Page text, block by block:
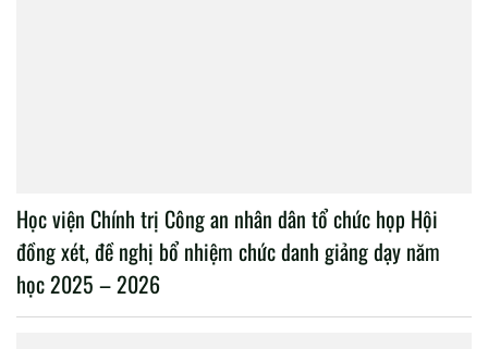
Học viện Chính trị Công an nhân dân tổ chức họp Hội
đồng xét, đề nghị bổ nhiệm chức danh giảng dạy năm
học 2025 – 2026